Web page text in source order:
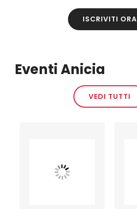
ISCRIVITI ORA
Eventi Anicia
VEDI TUTTI